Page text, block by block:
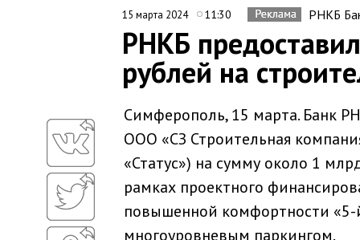
15 марта 2024 11:30 РНКБ
РНКБ
рублей на
Симферополь, 15 марта. Банк
ООО «СЗ Строительная
«Статус») на сумму около 1
рамках проектного
повышенной комфортности
многоуровневым паркингом.